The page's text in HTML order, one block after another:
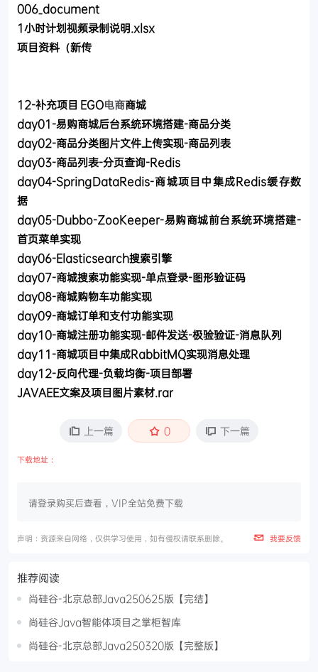
006_document
1小时计划视频录制说明.xlsx
项目资料（新传
12-补充项目 EGO电商商城
day01-易购商城后台系统环境搭建-商品分类
day02-商品分类图片文件上传实现-商品列表
day03-商品列表-分页查询-Redis
day04-SpringDataRedis-商城项目中集成Redis缓存数
据
day05-Dubbo-ZooKeeper-易购商城前台系统环境搭建-
首页菜单实现
day06-Elasticsearch搜索引擎
day07-商城搜索功能实现-单点登录-图形验证码
day08-商城购物车功能实现
day09-商城订单和支付功能实现
day10-商城注册功能实现-邮件发送-极验验证-消息队列
day11-商城项目中集成RabbitMQ实现消息处理
day12-反向代理-负载均衡-项目部署
JAVAEE文案及项目图片素材.rar
上一篇 0 下一篇
下载地址：
请登录购买后查看，VIP全站免费下载
声明：资源来自网络，仅供学习使用，如有侵权请联系删除。 我要反馈
推荐阅读
尚硅谷-北京总部Java250625版【完结】
尚硅谷Java智能体项目之掌柜智库
尚硅谷-北京总部Java250320版【完整版】